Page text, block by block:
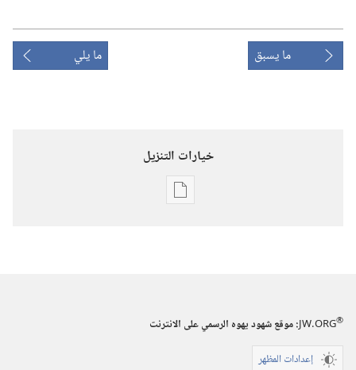
ما يسبق ما يلي
خيارات التنزيل
خيارات
الدراسية)‏
JW.ORG®
:‏ موقع شهود يهوه الرسمي على الانترنت
إعدادات المظهر